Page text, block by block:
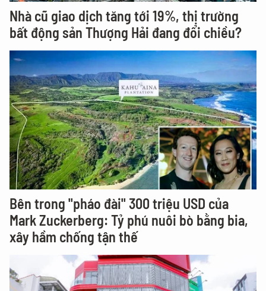
Nhà cũ giao dịch tăng tới 19%, thị trường
bất động sản Thượng Hải đang đổi chiều?
Bên trong "pháo đài" 300 triệu USD của
Mark Zuckerberg: Tỷ phú nuôi bò bằng bia,
xây hầm chống tận thế